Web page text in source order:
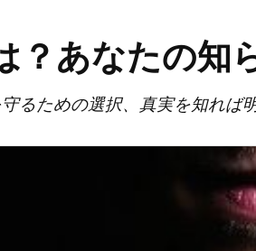
？あなたの知
るための選択、真実を知れば